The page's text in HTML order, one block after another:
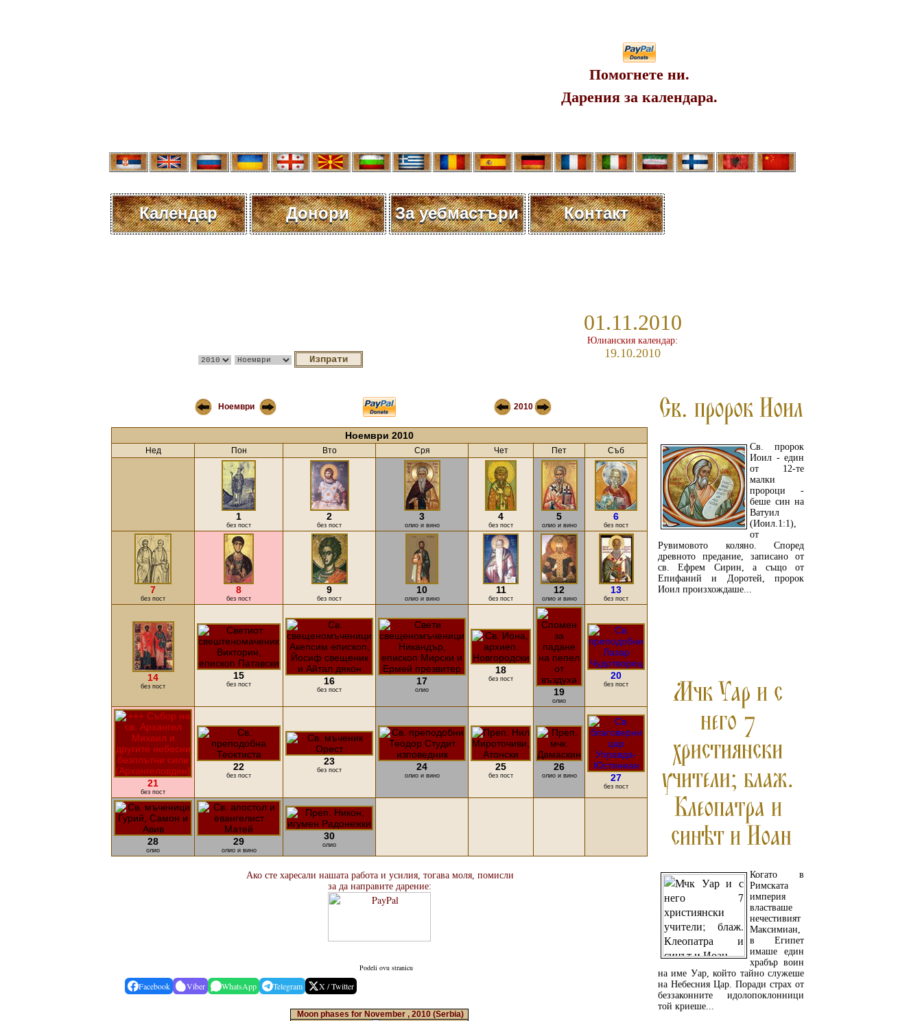
Помогнете ни.
Дарения за календара.
Календар Донори За уебмастъри Контакт
01.11.2010
Юлианския календар:
19.10.2010
Ноември 2010
Св. пророк
Иоил - един
от 12-те
малки
пророци -
беше син на
Ватуил
(Иоил.1:1),
от
Рувимовото коляно. Според
древното предание, записано от
св. Ефрем Сирин, а също от
Епифаний и Доротей, пророк
Иоил произхождаше...
Когато в
Римската
империя
властваше
нечестивият
Максимиан,
в Египет
имаше един
храбър воин
на име Уар, който тайно служеше
на Небесния Цар. Поради страх от
беззаконните идолопоклонници
той криеше...
Ноември 2010
Нед Пон Вто Сря Чет Пет Съб
1
без пост
2
без пост
3
олио и вино
4
без пост
5
олио и вино
6
без пост
7
без пост
8
без пост
9
без пост
10
олио и вино
11
без пост
12
олио и вино
13
без пост
14
без пост
15
без пост 16
без пост
17
олио
18
без пост
19
олио
20
без пост
21
без пост
22
без пост
23
без пост 24
олио и вино
25
без пост
26
олио и вино 27
без пост
28
олио
29
олио и вино
30
олио
Ако сте харесали нашата работа и усилия, тогава моля, помисли
за да направите дарение:
Podeli ovu stranicu
Facebook Viber WhatsApp Telegram X / Twitter
Moon phases for November , 2010 (Serbia)